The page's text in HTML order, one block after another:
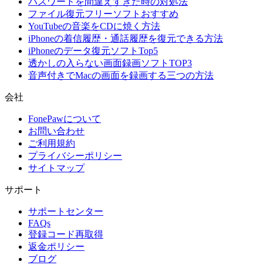
ファイル復元フリーソフトおすすめ
YouTubeの音楽をCDに焼く方法
iPhoneの着信履歴・通話履歴を復元できる方法
iPhoneのデータ復元ソフトTop5
透かしの入らない画面録画ソフトTOP3
音声付きでMacの画面を録画する三つの方法
会社
FonePawについて
お問い合わせ
ご利用規約
プライバシーポリシー
サイトマップ
サポート
サポートセンター
FAQs
登録コード再取得
返金ポリシー
ブログ